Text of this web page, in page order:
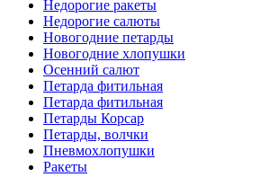
Недорогие ракеты
Недорогие салюты
Новогодние петарды
Новогодние хлопушки
Осенний салют
Петарда фитильная
Петарда фитильная
Петарды Корсар
Петарды, волчки
Пневмохлопушки
Ракеты